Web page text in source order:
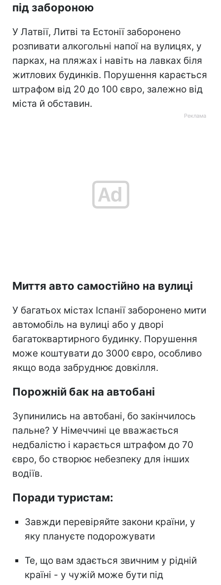
під забороною
У Латвії, Литві та Естонії заборонено
розпивати алкогольні напої на вулицях, у
парках, на пляжах і навіть на лавках біля
житлових будинків. Порушення карається
штрафом від 20 до 100 євро, залежно від
міста й обставин.
Миття авто самостійно на вулиці
У багатьох містах Іспанії заборонено мити
автомобіль на вулиці або у дворі
багатоквартирного будинку. Порушення
може коштувати до 3000 євро, особливо
якщо вода забруднює довкілля.
Порожній бак на автобані
Зупинились на автобані, бо закінчилось
пальне? У Німеччині це вважається
недбалістю і карається штрафом до 70
євро, бо створює небезпеку для інших
водіїв.
Поради туристам:
Завжди перевіряйте закони країни, у
яку плануєте подорожувати
Те, що вам здається звичним у рідній
країні - у чужій може бути під